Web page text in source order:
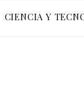
CIENCIA Y